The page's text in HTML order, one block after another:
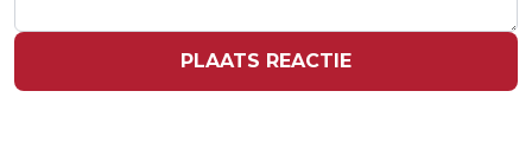
PLAATS REACTIE